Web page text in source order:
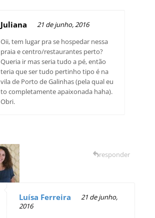
Juliana
21 de junho, 2016
Oii, tem lugar pra se hospedar nessa
praia e centro/restaurantes perto?
Queria ir mas seria tudo a pé, então
teria que ser tudo pertinho tipo é na
vila de Porto de Galinhas (pela qual eu
to completamente apaixonada haha).
Obri.
Luísa Ferreira
21 de junho,
2016
responder